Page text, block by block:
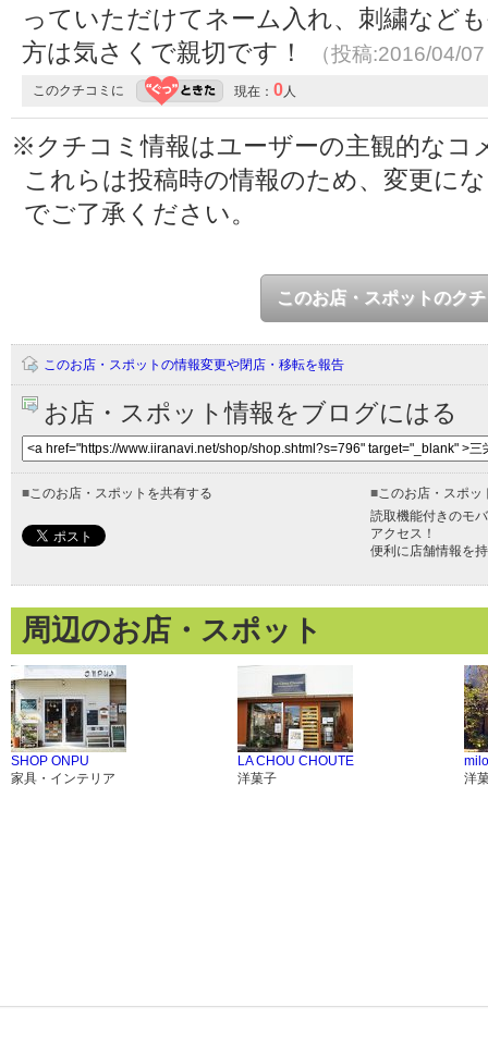
っていただけてネーム入れ、刺繍など
方は気さくで親切です！
（投稿:2016/04/
このクチコミに 現在： 0人
※クチコミ情報はユーザーの主観的なコ
これらは投稿時の情報のため、変更に
でご了承ください。
このお店・スポットのク
このお店・スポットの情報変更や閉店・移転を報告
お店・スポット情報をブログにはる
■このお店・スポットを共有する ■このお店・スポッ
読取機能付きのモ
アクセス！
便利に店舗情報を
周辺のお店・スポット
SHOP ONPU
家具・インテリア
LA CHOU CHOUTE
洋菓子
洋